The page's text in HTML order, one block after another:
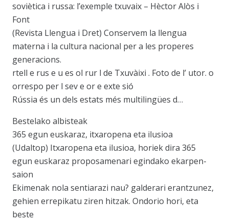
soviètica i russa: l’exemple txuvaix – Hèctor Alòs i
Font
(Revista Llengua i Dret) Conservem la llengua
materna i la cultura nacional per a les properes
generacions.
rtell e rus e u es ol rur l de Txuvàixi . Foto de l’ utor. o
orrespo per l sev e or e exte sió
Rússia és un dels estats més multilingües d…
Bestelako albisteak
365 egun euskaraz, itxaropena eta ilusioa
(Udaltop) Itxaropena eta ilusioa, horiek dira 365
egun euskaraz proposamenari egindako ekarpen-
saion
Ekimenak nola sentiarazi nau? galderari erantzunez,
gehien errepikatu ziren hitzak. Ondorio hori, eta
beste